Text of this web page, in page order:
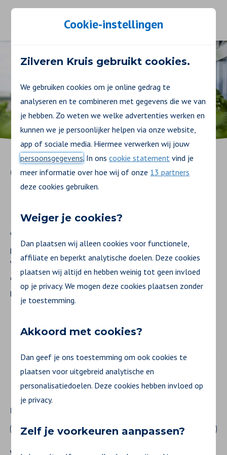
Toggle navigation
Gezonder Leven
Welkom op het Gezondheidsplatform van Zilveren Kruis. Dé
plek voor iedereen om aan de slag gaan met gezondheid.
Voor klanten, werkgevers én medewerkers. Log in en ontdek
ons aanbod zoals trainingen en workshops, maar ook
persoonlijke verhalen, artikelen, blogs en podcasts.
Inloggen
E-mailadres
Wachtwoord
Cookie-instellingen
Zilveren Kruis gebruikt cookies.
We gebruiken cookies om je online gedrag te
analyseren en te combineren met gegevens die we van
je hebben. Zo weten we welke advertenties werken en
kunnen we je persoonlijker helpen via onze website,
app of sociale media. Hiermee verwerken wij jouw
persoonsgegevens. In onscookie statement vind je
meer informatie over hoe wij of onze 13 partners
deze cookies gebruiken.
Weiger je cookies?
Dan plaatsen wij alleen cookies voor functionele,
affiliate en beperkt analytische doelen. Deze cookies
plaatsen wij altijd en hebben weinig tot geen invloed
op je privacy. We mogen deze cookies plaatsen zonder
je toestemming.
Akkoord met cookies?
Dan geef je ons toestemming om ook cookies te
plaatsen voor uitgebreid analytische en
personalisatiedoelen. Deze cookies hebben invloed op
je privacy.
Zelf je voorkeuren aanpassen?